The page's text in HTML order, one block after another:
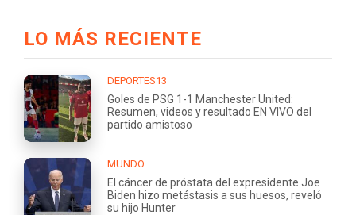
LO MÁS RECIENTE
DEPORTES13
Goles de PSG 1-1 Manchester United:
Resumen, videos y resultado EN VIVO del
partido amistoso
MUNDO
El cáncer de próstata del expresidente Joe
Biden hizo metástasis a sus huesos, reveló
su hijo Hunter